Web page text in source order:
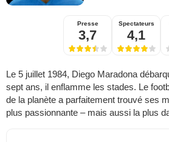
Presse
3,7
Spectateurs
4,1
Le 5 juillet 1984, Diego Maradona
sept ans, il enflamme les stades. Le
de la planète a parfaitement trouvé ses
plus passionnante – mais aussi la plus